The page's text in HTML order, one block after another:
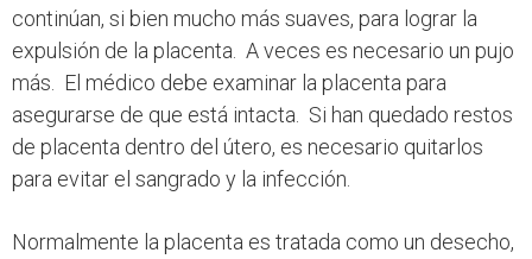
continúan, si bien mucho más suaves, para lograr la
expulsión de la placenta. A veces es necesario un pujo
más. El médico debe examinar la placenta para
asegurarse de que está intacta. Si han quedado restos
de placenta dentro del útero, es necesario quitarlos
para evitar el sangrado y la infección.
Normalmente la placenta es tratada como un desecho,